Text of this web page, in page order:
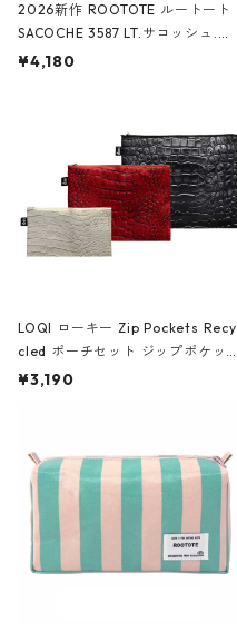
2026新作 ROOTOTE ルートート
SACOCHE 3587 LT.サコッシュ.ル
ミエ-B ショルダーバッグ グロスピ
¥4,180
LOQI ローキー Zip Pockets Recy
cled ポーチセット ジップポケット
ファスナーポーチ 撥水加工 トラベ
ーガンディー、オフホワイト
¥3,190